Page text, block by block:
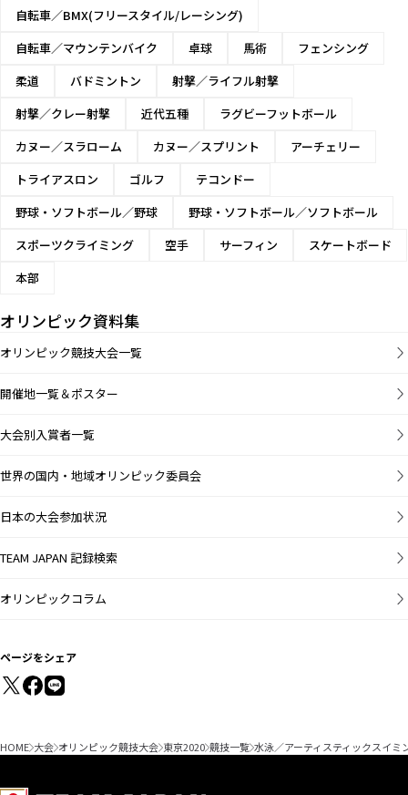
自転車／BMX(フリースタイル/レーシング)
自転車／マウンテンバイク
卓球 馬術
フェンシング
柔道
バドミントン
射撃／ライフル射撃
射撃／クレー射撃
近代五種
ラグビーフットボール
カヌー／スラローム
カヌー／スプリント
アーチェリー
トライアスロン
ゴルフ
テコンドー
野球・ソフトボール／野球
野球・ソフトボール／ソフトボール
スポーツクライミング
空手 サーフィン
スケートボード
本部
オリンピック資料集
オリンピック競技大会一覧
開催地一覧＆ポスター
大会別入賞者一覧
世界の国内・地域オリンピック委員会
日本の大会参加状況
TEAM JAPAN 記録検索
オリンピックコラム
ページをシェア
HOME 大会 オリンピック競技大会 東京2020 競技一覧 水泳／アーティスティックスイミ